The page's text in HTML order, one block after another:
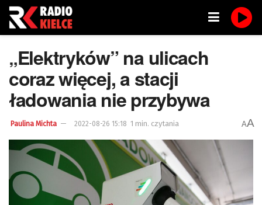
„Elektryków” na ulicach
coraz więcej, a stacji
ładowania nie przybywa
Paulina Michta 2022-08-26 15:18 1 min. czytania AA